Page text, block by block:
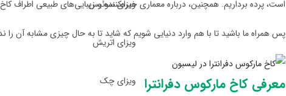
ویزای سوئیس
ویزای اتریش
ویزای چک
است، پرده برداریم. همچنین، درباره معماری خیره‌کننده و زیبایی‌های طبیعی
پس همراه ما باشید تا با هم وارد دنیایی شویم که شاید تا به حال چیزی مشابه آن
معرفی کاخ مارکوس دفرانترا